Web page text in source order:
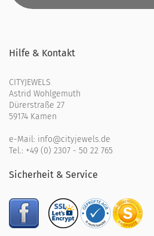
Hilfe & Kontakt
CITYJEWELS
Astrid Wohlgemuth
Dürerstraße 27
59174 Kamen
e-Mail: info@cityjewels.de
Tel.: +49 (0) 2307 - 50 22 765
Sicherheit & Service